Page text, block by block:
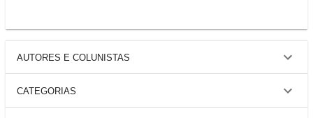
AUTORES E COLUNISTAS
CATEGORIAS